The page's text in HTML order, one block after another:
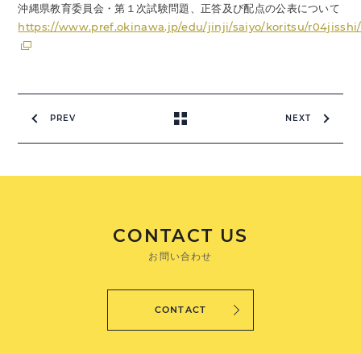
沖縄県教育委員会・第１次試験問題、正答及び配点の公表について
https://www.pref.okinawa.jp/edu/jinji/saiyo/koritsu/
PREV NEXT
CONTACT US
お問い合わせ
CONTACT